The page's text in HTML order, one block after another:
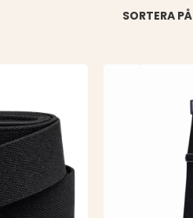
SORTERA PÅ